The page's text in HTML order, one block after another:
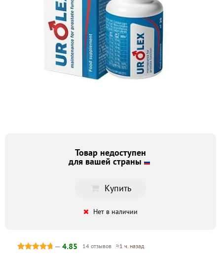
Товар недоступен
для вашей страны
Купить
Нет в наличии
— 4.85 14 отзывов ≈1 ч. назад